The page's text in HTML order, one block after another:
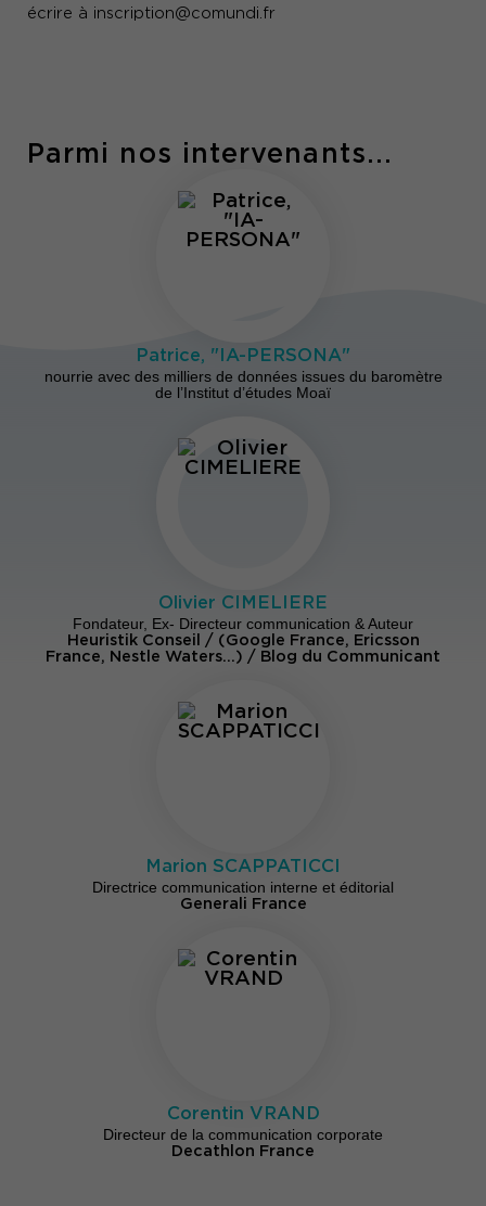
écrire à inscription@comundi.fr
Parmi nos intervenants...
Patrice, "IA-PERSONA"
nourrie avec des milliers de données issues du baromètre
de l’Institut d’études Moaï
Olivier CIMELIERE
Fondateur, Ex- Directeur communication & Auteur
Heuristik Conseil / (Google France, Ericsson
France, Nestle Waters…) / Blog du Communicant
Marion SCAPPATICCI
Directrice communication interne et éditorial
Generali France
Corentin VRAND
Directeur de la communication corporate
Decathlon France